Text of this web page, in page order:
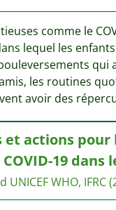
comme le
lequel les
qui
les routines
avoir des
et actions
19 dans
UNICEF WHO, IFRC